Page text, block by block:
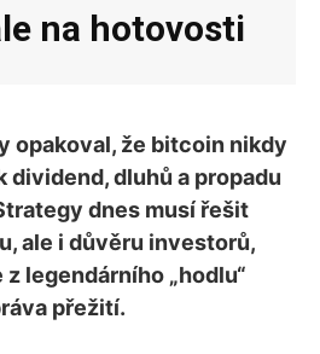
na hotovosti
opakoval, že bitcoin nikdy
dividend, dluhů a propadu
dnes musí řešit
ale i důvěru investorů,
legendárního „hodlu“
přežití.